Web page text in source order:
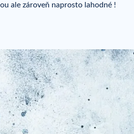
ale zároveň naprosto lahodné !